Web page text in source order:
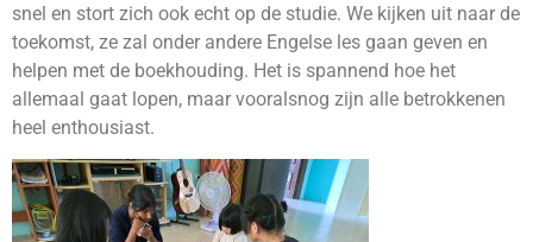
snel en stort zich ook echt op de studie. We kijken uit naar de
toekomst, ze zal onder andere Engelse les gaan geven en
helpen met de boekhouding. Het is spannend hoe het
allemaal gaat lopen, maar vooralsnog zijn alle betrokkenen
heel enthousiast.